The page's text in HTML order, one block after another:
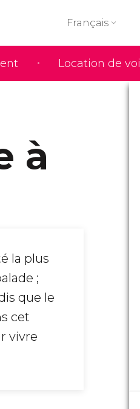
Location de
Français
à
la plus
;
que le
cet
vivre